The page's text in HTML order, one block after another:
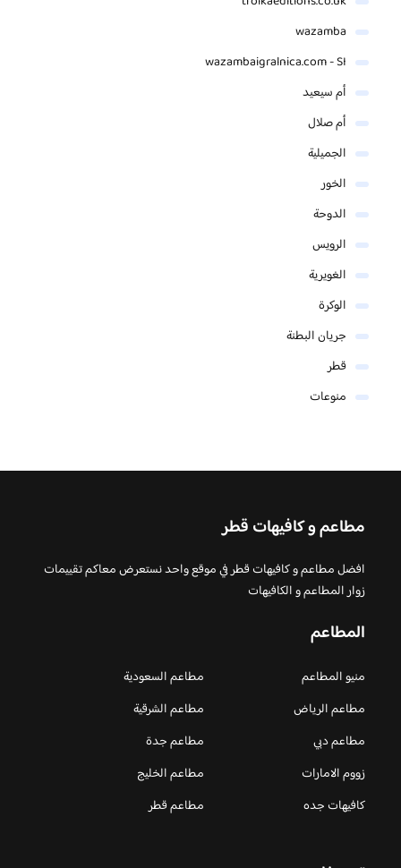
wazamba
wazambaigralnica.com - SI
أم سيعيد
أم صلال
الجميلية
الخور
الدوحة
الرويس
الغويرية
الوكرة
جريان البطنة
قطر
منوعات
مطاعم و كافيهات قطر
افضل مطاعم و كافيهات قطر في موقع واحد نستعرض معاكم تقييمات
زوار المطاعم و الكافيهات
المطاعم
منيو المطاعم
مطاعم السعودية
مطاعم الرياض
مطاعم الشرقية
مطاعم دبي
مطاعم جدة
زووم الامارات
مطاعم الخليج
كافيهات جده
مطاعم قطر